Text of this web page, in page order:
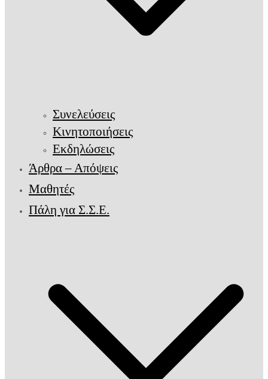
Συνελεύσεις
Κινητοποιήσεις
Εκδηλώσεις
Άρθρα – Απόψεις
Μαθητές
Πάλη για Σ.Σ.Ε.